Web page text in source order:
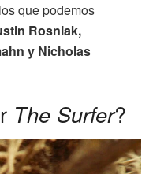
que podemos
Rosniak,
y Nicholas
The Surfer?